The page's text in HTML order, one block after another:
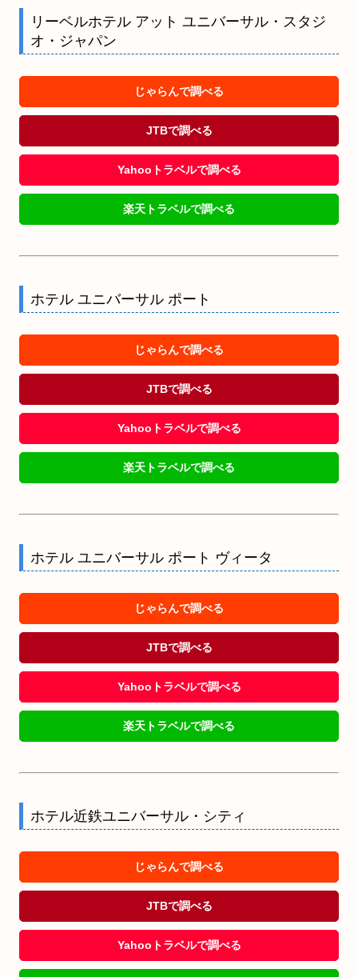
リーベルホテル アット ユニバーサル・スタジ
オ・ジャパン
じゃらんで調べる
JTBで調べる
Yahooトラベルで調べる
楽天トラベルで調べる
ホテル ユニバーサル ポート
じゃらんで調べる
JTBで調べる
Yahooトラベルで調べる
楽天トラベルで調べる
ホテル ユニバーサル ポート ヴィータ
じゃらんで調べる
JTBで調べる
Yahooトラベルで調べる
楽天トラベルで調べる
ホテル近鉄ユニバーサル・シティ
じゃらんで調べる
JTBで調べる
Yahooトラベルで調べる